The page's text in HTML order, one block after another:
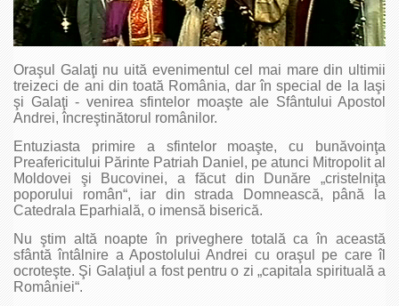
Oraşul Galaţi nu uită evenimentul cel mai mare din ultimii
treizeci de ani din toată România, dar în special de la Iaşi
şi Galaţi - venirea sfintelor moaşte ale Sfântului Apostol
Andrei, încreştinătorul românilor.
Entuziasta primire a sfintelor moaşte, cu bunăvoinţa
Preafericitului Părinte Patriah Daniel, pe atunci Mitropolit al
Moldovei şi Bucovinei, a făcut din Dunăre „cristelniţa
poporului român“, iar din strada Domnească, până la
Catedrala Eparhială, o imensă biserică.
Nu ştim altă noapte în priveghere totală ca în această
sfântă întâlnire a Apostolului Andrei cu oraşul pe care îl
ocroteşte. Şi Galaţiul a fost pentru o zi „capitala spirituală a
României“.